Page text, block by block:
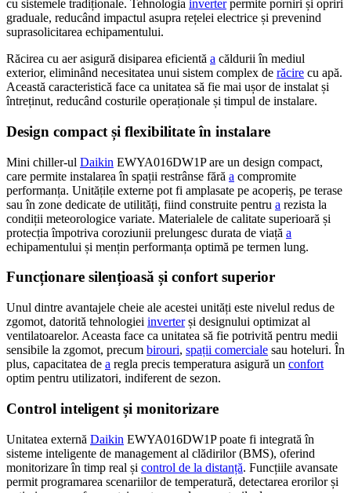
cu sistemele tradiționale. Tehnologia inverterpermite porniri și opriri
graduale, reducând impactul asupra rețelei electrice și prevenind
suprasolicitarea echipamentului.
Răcirea cu aer asigură disiparea eficientă a căldurii în mediul
exterior, eliminând necesitatea unui sistem complex de răcire cu apă.
Această caracteristică face ca unitatea să fie mai ușor de instalat și
întreținut, reducând costurile operaționale și timpul de instalare.
Design compact și flexibilitate în instalare
Mini chiller-ul Daikin EWYA016DW1P are un design compact,
care permite instalarea în spații restrânse fără a compromite
performanța. Unitățile externe pot fi amplasate pe acoperiș, pe terase
sau în zone dedicate de utilități, fiind construite pentru a rezista la
condiții meteorologice variate. Materialele de calitate superioară și
protecția împotriva coroziunii prelungesc durata de viață a
echipamentului și mențin performanța optimă pe termen lung.
Funcționare silențioasă și confort superior
Unul dintre avantajele cheie ale acestei unități este nivelul redus de
zgomot, datorită tehnologiei inverterși designului optimizat al
ventilatoarelor. Aceasta face ca unitatea să fie potrivită pentru medii
sensibile la zgomot, precum birouri, spații comerciale sau hoteluri. În
plus, capacitatea de a regla precis temperatura asigură un confort
optim pentru utilizatori, indiferent de sezon.
Control inteligent și monitorizare
Unitatea externă Daikin EWYA016DW1P poate fi integrată în
sisteme inteligente de management al clădirilor (BMS), oferind
monitorizare în timp real și control de la distanță. Funcțiile avansate
permit programarea scenariilor de temperatură, detectarea erorilor și